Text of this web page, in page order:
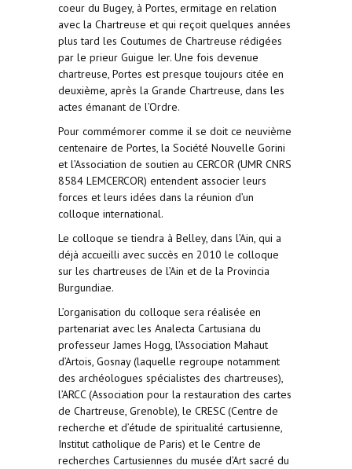
coeur du Bugey, à Portes, ermitage en relation
avec la Chartreuse et qui reçoit quelques années
plus tard les Coutumes de Chartreuse rédigées
par le prieur Guigue Ier. Une fois devenue
chartreuse, Portes est presque toujours citée en
deuxième, après la Grande Chartreuse, dans les
actes émanant de l’Ordre.
Pour commémorer comme il se doit ce neuvième
centenaire de Portes, la Société Nouvelle Gorini
et l’Association de soutien au CERCOR (UMR CNRS
8584 LEMCERCOR) entendent associer leurs
forces et leurs idées dans la réunion d’un
colloque international.
Le colloque se tiendra à Belley, dans l’Ain, qui a
déjà accueilli avec succès en 2010 le colloque
sur les chartreuses de l’Ain et de la Provincia
Burgundiae.
L’organisation du colloque sera réalisée en
partenariat avec les Analecta Cartusiana du
professeur James Hogg, l’Association Mahaut
d’Artois, Gosnay (laquelle regroupe notamment
des archéologues spécialistes des chartreuses),
l’ARCC (Association pour la restauration des cartes
de Chartreuse, Grenoble), le CRESC (Centre de
recherche et d’étude de spiritualité cartusienne,
Institut catholique de Paris) et le Centre de
recherches Cartusiennes du musée d’Art sacré du